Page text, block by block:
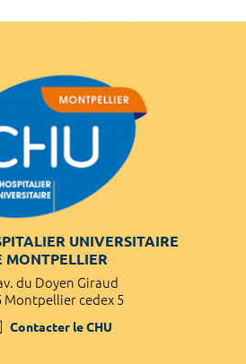
UNIVERSITAIRE
MONTPELLIER
du Doyen Giraud
Montpellier cedex 5
Contacter le CHU